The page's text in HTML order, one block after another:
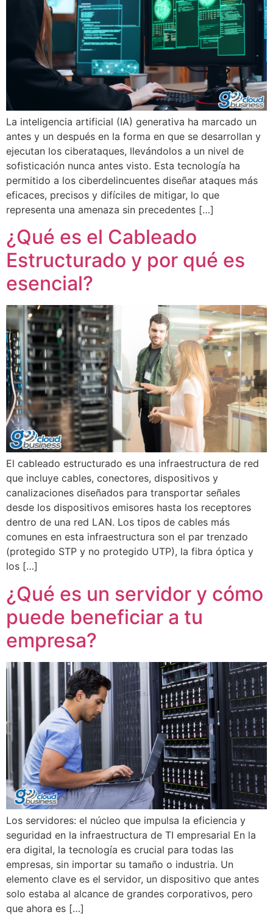
La inteligencia artificial (IA) generativa ha marcado un
antes y un después en la forma en que se desarrollan y
ejecutan los ciberataques, llevándolos a un nivel de
sofisticación nunca antes visto. Esta tecnología ha
permitido a los ciberdelincuentes diseñar ataques más
eficaces, precisos y difíciles de mitigar, lo que
representa una amenaza sin precedentes […]
¿Qué es el Cableado
Estructurado y por qué es
esencial?
El cableado estructurado es una infraestructura de red
que incluye cables, conectores, dispositivos y
canalizaciones diseñados para transportar señales
desde los dispositivos emisores hasta los receptores
dentro de una red LAN. Los tipos de cables más
comunes en esta infraestructura son el par trenzado
(protegido STP y no protegido UTP), la fibra óptica y
los […]
¿Qué es un servidor y cómo
puede beneficiar a tu
empresa?
Los servidores: el núcleo que impulsa la eficiencia y
seguridad en la infraestructura de TI empresarial En la
era digital, la tecnología es crucial para todas las
empresas, sin importar su tamaño o industria. Un
elemento clave es el servidor, un dispositivo que antes
solo estaba al alcance de grandes corporativos, pero
que ahora es […]